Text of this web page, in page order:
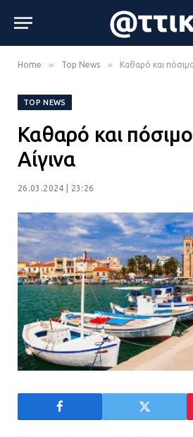
Home » Top News » Καθαρό και
TOP NEWS
Καθαρό και
Αίγινα
26.03.2024 | 23:26